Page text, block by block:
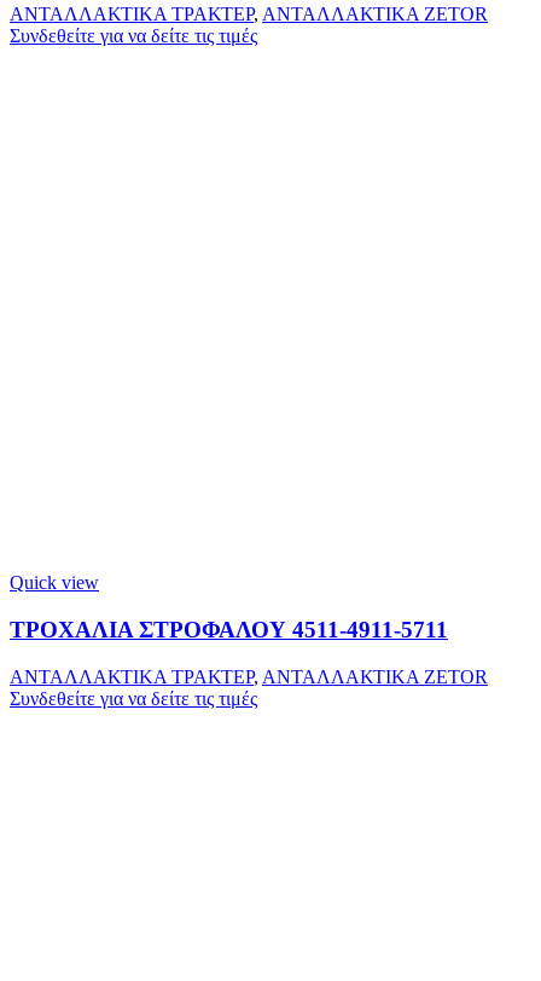
ΑΝΤΑΛΛΑΚΤΙΚΑ ΤΡΑΚΤΕΡ, ΑΝΤΑΛΛΑΚΤΙΚΑ ZETOR
Συνδεθείτε για να δείτε τις τιμές
Quick view
ΤΡΟΧΑΛΙΑ ΣΤΡΟΦΑΛΟΥ 4511-4911-5711
ΑΝΤΑΛΛΑΚΤΙΚΑ ΤΡΑΚΤΕΡ, ΑΝΤΑΛΛΑΚΤΙΚΑ ZETOR
Συνδεθείτε για να δείτε τις τιμές